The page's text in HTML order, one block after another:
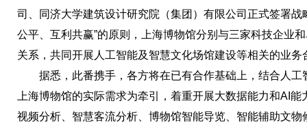
司、同济大学建筑设计研究院（集团）有限公司正式签署
公平、互利共赢”的原则，上海博物馆分别与三家科技企业
关系，共同开展人工智能及智慧文化场馆建设等相关的业务
据悉，此番携手，各方将在已有合作基础上，结合人工
上海博物馆的实际需求为牵引，着重开展大数据能力和AI
视频分析、智慧客流分析、博物馆智能导览、智能辅助文